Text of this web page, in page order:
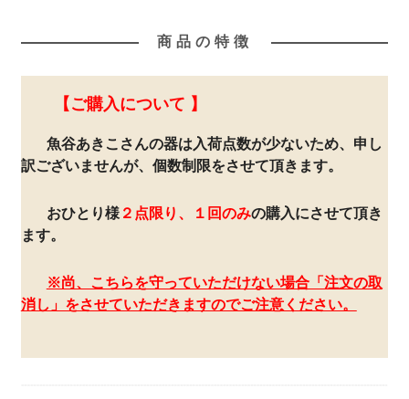
商品の特徴
【ご購入について 】
魚谷あきこさんの器は入荷点数が少ないため、申し
訳ございませんが、個数制限をさせて頂きます。
おひとり様２点限り、１回のみの購入にさせて頂き
ます。
※尚、こちらを守っていただけない場合「注文の取
消し」をさせていただきますのでご注意ください。